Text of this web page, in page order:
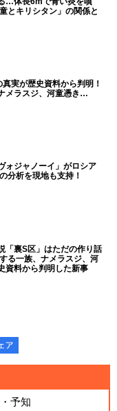
とキリシタン」の関係と
実が歴史資料から判明！
メラスジ、河童憑き…
ォジャノーイ」がロシア
分析を現地も支持！
「裏S区」はただの作り話
る一族、ナメラスジ、河
資料から判明した新事
予知